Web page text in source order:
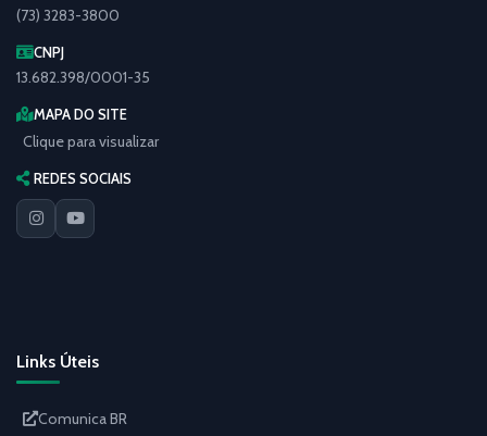
(73) 3283-3800
CNPJ
13.682.398/0001-35
MAPA DO SITE
Clique para visualizar
REDES SOCIAIS
Links Úteis
Comunica BR